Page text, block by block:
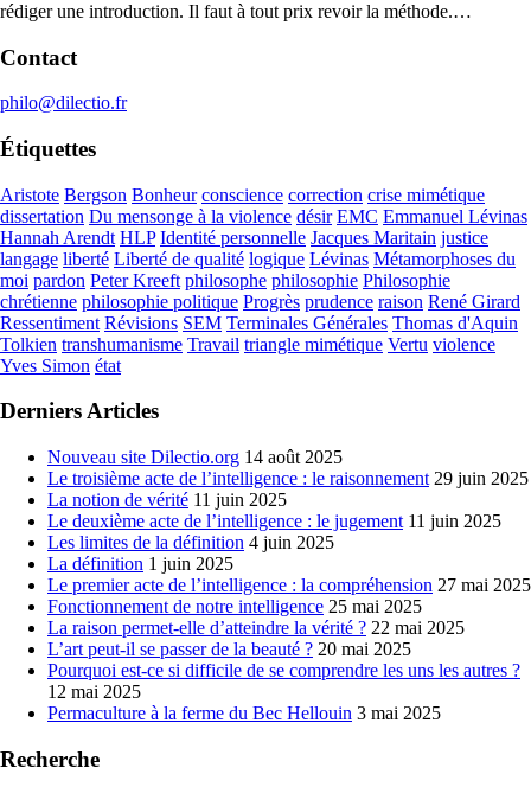
rédiger une introduction. Il faut à tout prix revoir la méthode.…
Contact
philo@dilectio.fr
Étiquettes
Aristote Bergson Bonheur conscience correction crise mimétique
dissertation Du mensonge à la violence désir EMC Emmanuel Lévinas
Hannah Arendt HLP Identité personnelle Jacques Maritain justice
langage liberté Liberté de qualité logique Lévinas Métamorphoses du
moi pardon Peter Kreeft philosophe philosophie Philosophie
chrétienne philosophie politique Progrès prudence raison René Girard
Ressentiment Révisions SEM Terminales Générales Thomas d'Aquin
Tolkien transhumanisme Travail triangle mimétique Vertu violence
Yves Simon état
Derniers Articles
Nouveau site Dilectio.org 14 août 2025
Le troisième acte de l’intelligence : le raisonnement 29 juin 2025
La notion de vérité 11 juin 2025
Le deuxième acte de l’intelligence : le jugement 11 juin 2025
Les limites de la définition 4 juin 2025
La définition 1 juin 2025
Le premier acte de l’intelligence : la compréhension 27 mai 2025
Fonctionnement de notre intelligence 25 mai 2025
La raison permet-elle d’atteindre la vérité ? 22 mai 2025
L’art peut-il se passer de la beauté ? 20 mai 2025
Pourquoi est-ce si difficile de se comprendre les uns les autres ?
12 mai 2025
Permaculture à la ferme du Bec Hellouin 3 mai 2025
Recherche